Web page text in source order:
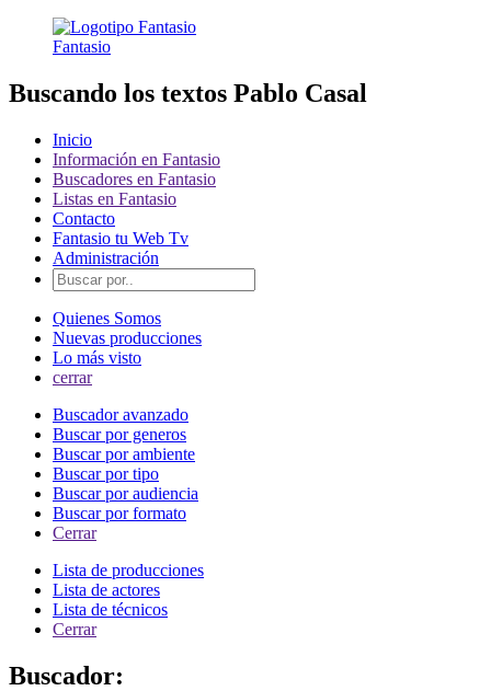
Fantasio
Buscando los textos Pablo Casal
Inicio
Información en Fantasio
Buscadores en Fantasio
Listas en Fantasio
Contacto
Fantasio tu Web Tv
Administración
Quienes Somos
Nuevas producciones
Lo más visto
cerrar
Buscador avanzado
Buscar por generos
Buscar por ambiente
Buscar por tipo
Buscar por audiencia
Buscar por formato
Cerrar
Lista de producciones
Lista de actores
Lista de técnicos
Cerrar
Buscador: